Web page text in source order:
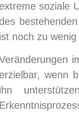
extreme soziale
des
ist noch zu
erzielbar, wenn
ihn